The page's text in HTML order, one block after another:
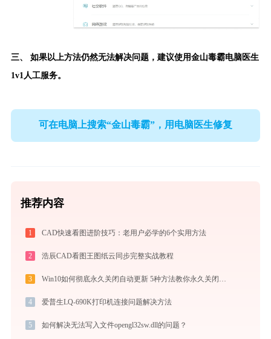
三、 如果以上方法仍然无法解决问题，建议使用金山毒霸电脑医生
1v1人工服务。
可在电脑上搜索“金山毒霸”，用电脑医生修复
推荐内容
1 CAD快速看图进阶技巧：老用户必学的6个实用方法
2 浩辰CAD看图王图纸云同步完整实战教程
3
4 爱普生LQ-690K打印机连接问题解决方法
5 如何解决无法写入文件opengl32sw.dll的问题？